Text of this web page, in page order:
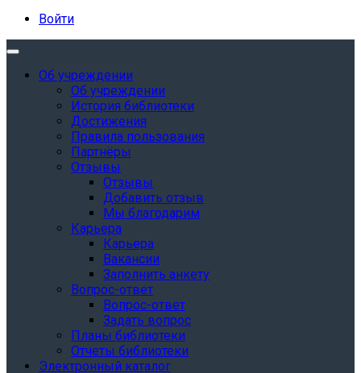
Войти
Об учреждении
Об учреждении
История библиотеки
Достижения
Правила пользования
Партнёры
Отзывы
Отзывы
Добавить отзыв
Мы благодарим
Карьера
Карьера
Вакансии
Заполнить анкету
Вопрос-ответ
Вопрос-ответ
Задать вопрос
Планы библиотеки
Отчеты библиотеки
Электронный каталог